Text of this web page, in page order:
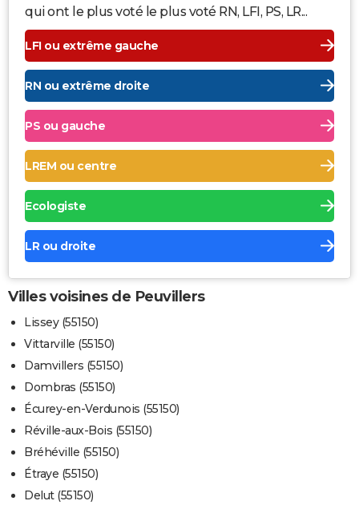
qui ont le plus voté le plus voté RN, LFI, PS, LR...
LFI ou extrême gauche
RN ou extrême droite
PS ou gauche
LREM ou centre
Ecologiste
LR ou droite
Villes voisines de Peuvillers
Lissey (55150)
Vittarville (55150)
Damvillers (55150)
Dombras (55150)
Écurey-en-Verdunois (55150)
Réville-aux-Bois (55150)
Bréhéville (55150)
Étraye (55150)
Delut (55150)